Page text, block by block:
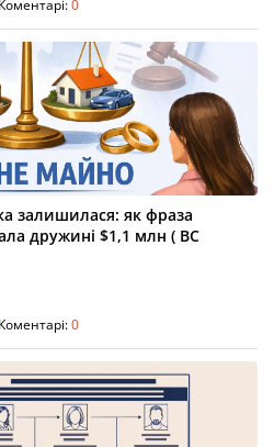
Коментарі:0
залишилася: як фраза
дружині $1,1 млн ( ВС
Коментарі:0